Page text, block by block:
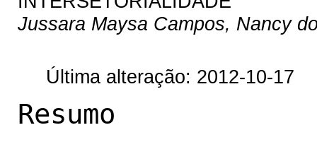
Jussara Maysa Campos, Nancy
Última alteração: 2012-10-17
Resumo